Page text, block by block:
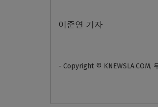
이준연 기자
- Copyright © KNEWSLA.COM,